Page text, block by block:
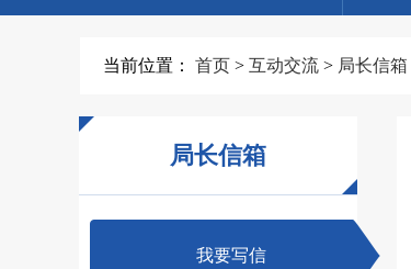
当前位置： 首页> 互动交流> 局长信箱
局长信箱
我要写信